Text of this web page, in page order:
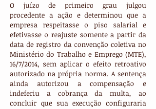
O juízo de primeiro grau julgou
procedente a ação e determinou que a
empresa respeitasse o piso salarial e
efetivasse o reajuste somente a partir da
data de registro da convenção coletiva no
Ministério do Trabalho e Emprego (MTE),
16/7/2014, sem aplicar o efeito retroativo
autorizado na própria norma. A sentença
ainda autorizou a compensação e
indeferiu a cobrança da multa, ao
concluir que sua execução configuraria